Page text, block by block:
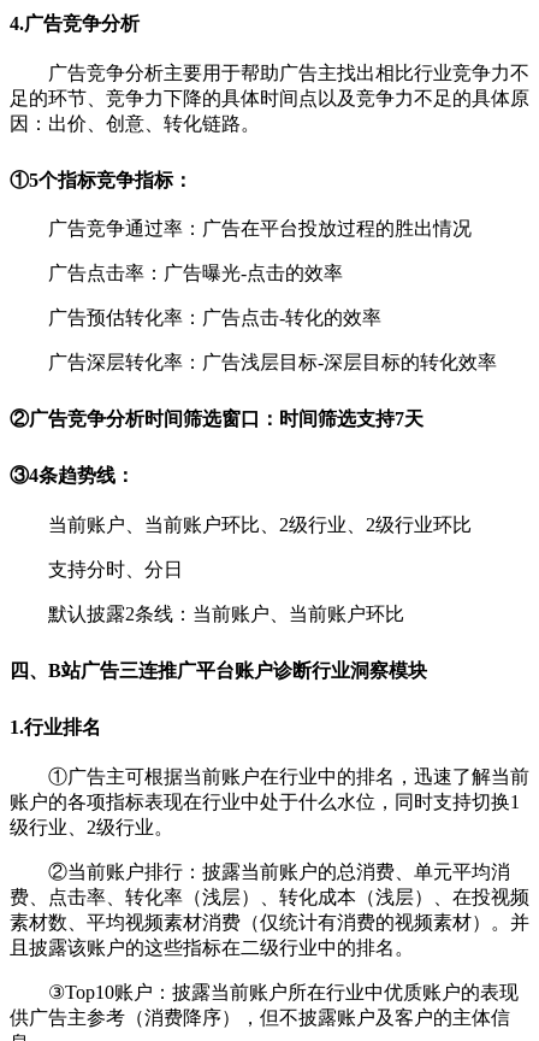
4.广告竞争分析
广告竞争分析主要用于帮助广告主找出相比行业竞争力不
足的环节、竞争力下降的具体时间点以及竞争力不足的具体原
因：出价、创意、转化链路。
①5个指标竞争指标：
广告竞争通过率：广告在平台投放过程的胜出情况
广告点击率：广告曝光-点击的效率
广告预估转化率：广告点击-转化的效率
广告深层转化率：广告浅层目标-深层目标的转化效率
②广告竞争分析时间筛选窗口：时间筛选支持7天
③4条趋势线：
当前账户、当前账户环比、2级行业、2级行业环比
支持分时、分日
默认披露2条线：当前账户、当前账户环比
四、B站广告三连推广平台账户诊断行业洞察模块
1.行业排名
①广告主可根据当前账户在行业中的排名，迅速了解当前
账户的各项指标表现在行业中处于什么水位，同时支持切换1
级行业、2级行业。
②当前账户排行：披露当前账户的总消费、单元平均消
费、点击率、转化率（浅层）、转化成本（浅层）、在投视频
素材数、平均视频素材消费（仅统计有消费的视频素材）。并
且披露该账户的这些指标在二级行业中的排名。
③Top10账户：披露当前账户所在行业中优质账户的表现
供广告主参考（消费降序），但不披露账户及客户的主体信